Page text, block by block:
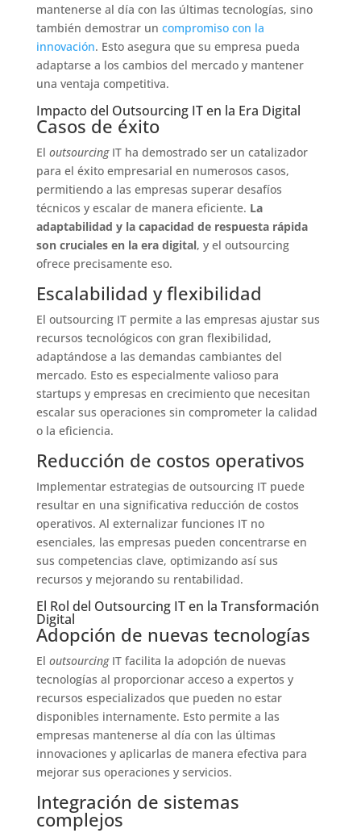
mantenerse al día con las últimas tecnologías, sino
también demostrar un compromiso con la
innovación. Esto asegura que su empresa pueda
adaptarse a los cambios del mercado y mantener
una ventaja competitiva.
Impacto del Outsourcing IT en la Era Digital
Casos de éxito
El outsourcingIT ha demostrado ser un catalizador
para el éxito empresarial en numerosos casos,
permitiendo a las empresas superar desafíos
técnicos y escalar de manera eficiente. La
adaptabilidad y la capacidad de respuesta rápida
son cruciales en la era digital, y el outsourcing
ofrece precisamente eso.
Escalabilidad y flexibilidad
El outsourcing IT permite a las empresas ajustar sus
recursos tecnológicos con gran flexibilidad,
adaptándose a las demandas cambiantes del
mercado. Esto es especialmente valioso para
startups y empresas en crecimiento que necesitan
escalar sus operaciones sin comprometer la calidad
o la eficiencia.
Reducción de costos operativos
Implementar estrategias de outsourcing IT puede
resultar en una significativa reducción de costos
operativos. Al externalizar funciones IT no
esenciales, las empresas pueden concentrarse en
sus competencias clave, optimizando así sus
recursos y mejorando su rentabilidad.
El Rol del Outsourcing IT en la Transformación
Digital
Adopción de nuevas tecnologías
El outsourcingIT facilita la adopción de nuevas
tecnologías al proporcionar acceso a expertos y
recursos especializados que pueden no estar
disponibles internamente. Esto permite a las
empresas mantenerse al día con las últimas
innovaciones y aplicarlas de manera efectiva para
mejorar sus operaciones y servicios.
Integración de sistemas
complejos